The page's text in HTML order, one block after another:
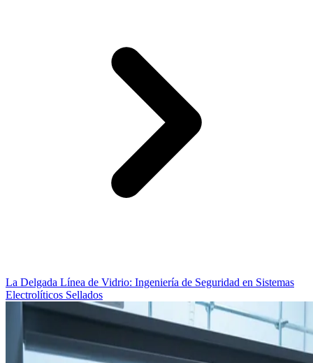
La Delgada Línea de Vidrio: Ingeniería de Seguridad en Sistemas
Electrolíticos Sellados